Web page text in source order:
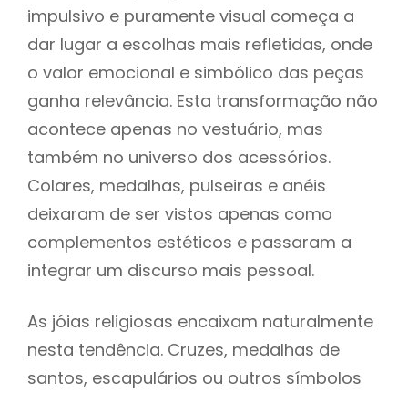
impulsivo e puramente visual começa a
dar lugar a escolhas mais refletidas, onde
o valor emocional e simbólico das peças
ganha relevância. Esta transformação não
acontece apenas no vestuário, mas
também no universo dos acessórios.
Colares, medalhas, pulseiras e anéis
deixaram de ser vistos apenas como
complementos estéticos e passaram a
integrar um discurso mais pessoal.
As jóias religiosas encaixam naturalmente
nesta tendência. Cruzes, medalhas de
santos, escapulários ou outros símbolos